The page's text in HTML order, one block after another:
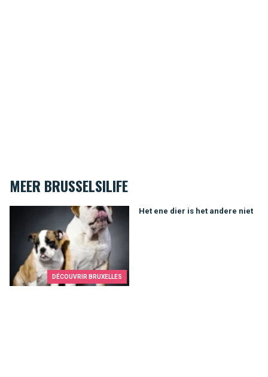
MEER BRUSSELSILIFE
DÉCOUVRIR BRUXELLES
Het ene dier is het andere niet
Het ene dier is het andere niet